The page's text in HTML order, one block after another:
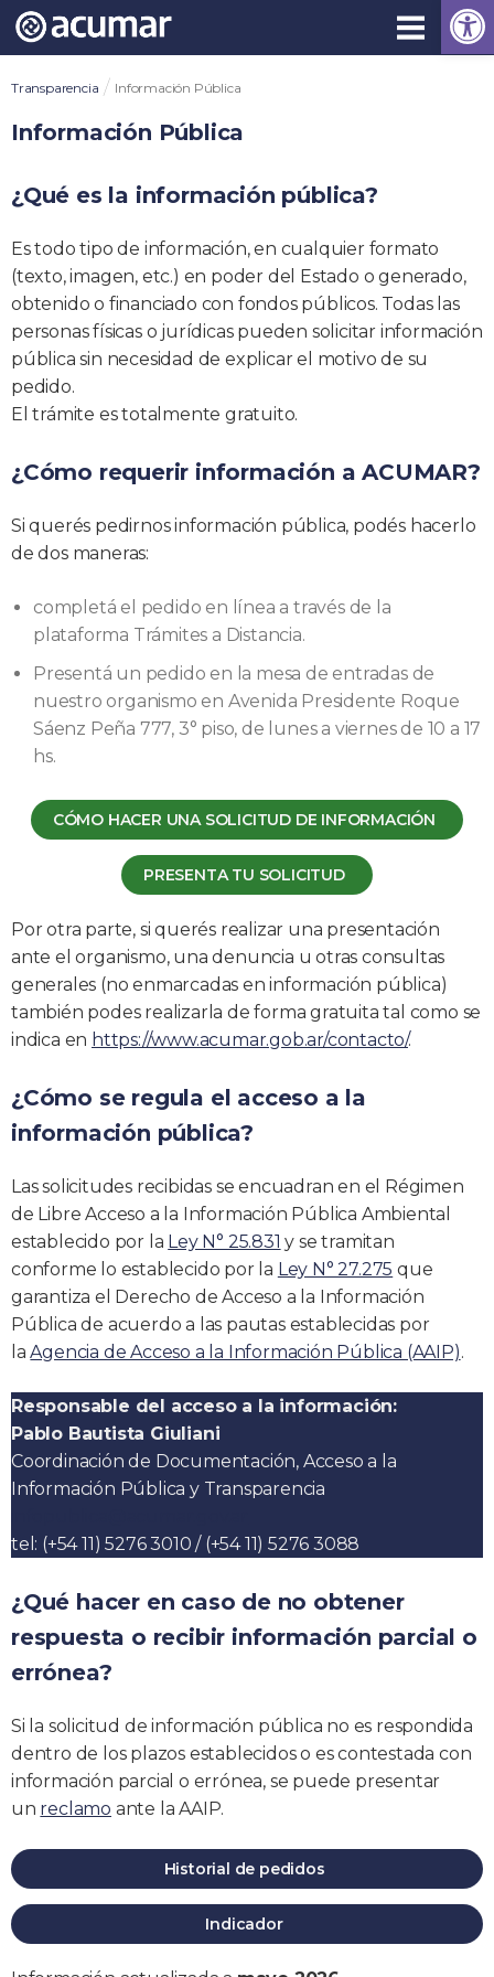
Skip
Transparencia / Información Pública
Información Pública
¿Qué es la información pública?
Es todo tipo de información, en cualquier formato
(texto, imagen, etc.) en poder del Estado o generado,
obtenido o financiado con fondos públicos. Todas las
personas físicas o jurídicas pueden solicitar información
pública sin necesidad de explicar el motivo de su
pedido.
El trámite es totalmente gratuito.
¿Cómo requerir información a ACUMAR?
Si querés pedirnos información pública, podés hacerlo
de dos maneras:
completá el pedido en línea a través de la
plataforma Trámites a Distancia.
Presentá un pedido en la mesa de entradas de
nuestro organismo en Avenida Presidente Roque
Sáenz Peña 777, 3° piso, de lunes a viernes de 10 a 17
hs.
CÓMO HACER UNA SOLICITUD DE INFORMACIÓN
PRESENTA TU SOLICITUD
Por otra parte, si querés realizar una presentación
ante el organismo, una denuncia u otras consultas
generales (no enmarcadas en información pública)
también podes realizarla de forma gratuita tal como se
indica en https://www.acumar.gob.ar/contacto/.
¿Cómo se regula el acceso a la
información pública?
Las solicitudes recibidas se encuadran en el Régimen
de Libre Acceso a la Información Pública Ambiental
establecido por la Ley N° 25.831 y se tramitan
conforme lo establecido por la Ley N° 27.275 que
garantiza el Derecho de Acceso a la Información
Pública de acuerdo a las pautas establecidas por
laAgencia de Acceso a la Información Pública (AAIP).
Responsable del acceso a la información:
Pablo Bautista Giuliani
Coordinación de Documentación, Acceso a la
Información Pública y Transparencia
tel: (+54 11) 5276 3010 / (+54 11) 5276 3088
¿Qué hacer en caso de no obtener
respuesta o recibir información parcial o
errónea?
Si la solicitud de información pública no es respondida
dentro de los plazos establecidos o es contestada con
información parcial o errónea, se puede presentar
un reclamo ante la AAIP.
Historial de pedidos
Indicador